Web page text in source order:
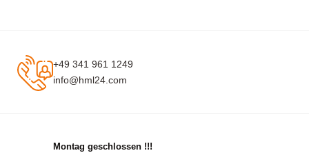
+49 341 961 1249
info@hml24.com
Montag geschlossen !!!